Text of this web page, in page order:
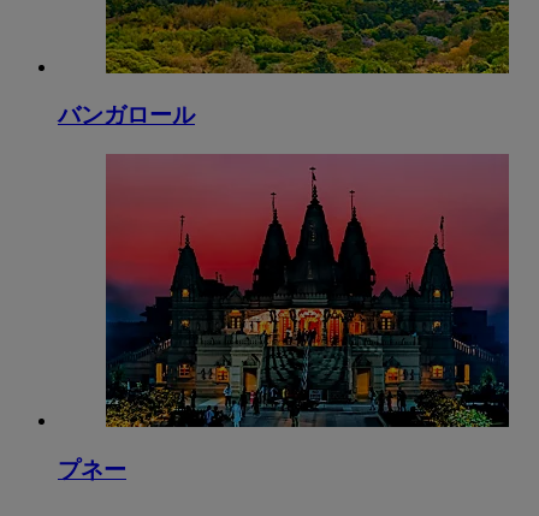
バンガロール
プネー